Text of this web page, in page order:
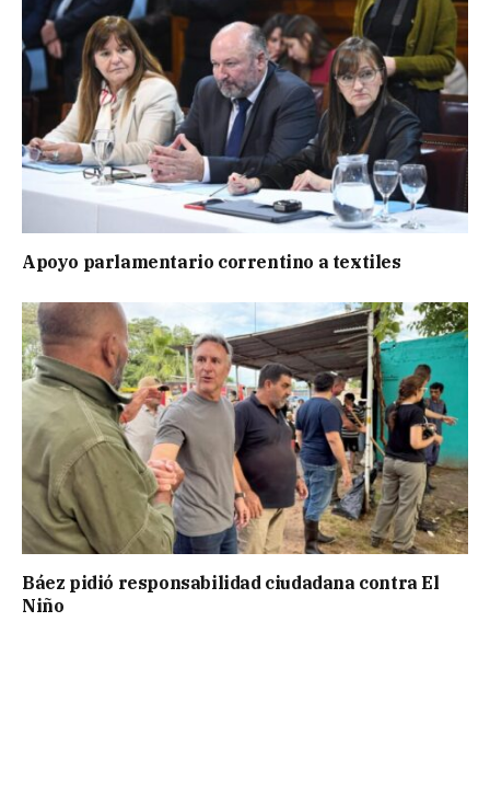
Apoyo parlamentario correntino a textiles
Báez pidió responsabilidad ciudadana contra El
Niño